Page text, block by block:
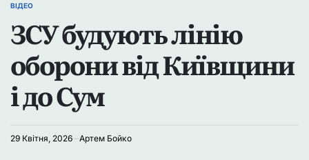
ОПУБЛІКУВАТИ
ВІДЕО
ЗСУ будують лінію
оборони від Київщини
і до Сум
29 Квітня, 2026 Артем Бойко